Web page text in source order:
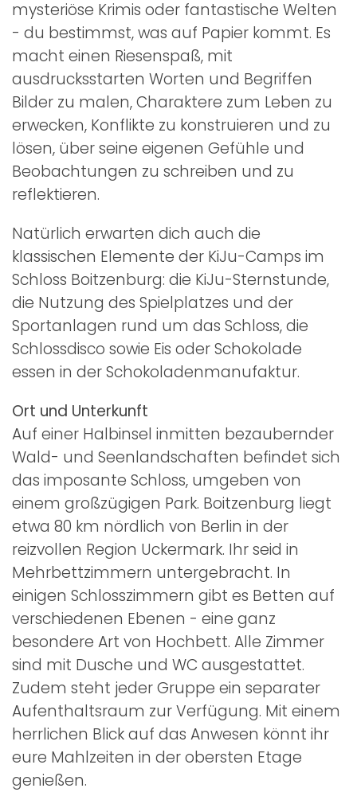
mysteriöse Krimis oder fantastische Welten
- du bestimmst, was auf Papier kommt. Es
macht einen Riesenspaß, mit
ausdrucksstarten Worten und Begriffen
Bilder zu malen, Charaktere zum Leben zu
erwecken, Konflikte zu konstruieren und zu
lösen, über seine eigenen Gefühle und
Beobachtungen zu schreiben und zu
reflektieren.
Natürlich erwarten dich auch die
klassischen Elemente der KiJu-Camps im
Schloss Boitzenburg: die KiJu-Sternstunde,
die Nutzung des Spielplatzes und der
Sportanlagen rund um das Schloss, die
Schlossdisco sowie Eis oder Schokolade
essen in der Schokoladenmanufaktur.
Ort und Unterkunft
Auf einer Halbinsel inmitten bezaubernder
Wald- und Seenlandschaften befindet sich
das imposante Schloss, umgeben von
einem großzügigen Park. Boitzenburg liegt
etwa 80 km nördlich von Berlin in der
reizvollen Region Uckermark. Ihr seid in
Mehrbettzimmern untergebracht. In
einigen Schlosszimmern gibt es Betten auf
verschiedenen Ebenen - eine ganz
besondere Art von Hochbett. Alle Zimmer
sind mit Dusche und WC ausgestattet.
Zudem steht jeder Gruppe ein separater
Aufenthaltsraum zur Verfügung. Mit einem
herrlichen Blick auf das Anwesen könnt ihr
eure Mahlzeiten in der obersten Etage
genießen.